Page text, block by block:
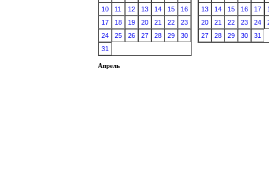
10
11 12 13 14 15
16
17
18 19 20 21 22
23
24
25 26 27 28 29
30
31
13
14 15 16 17
20
21 22 23 24
27
28 29 30 31
Апрель